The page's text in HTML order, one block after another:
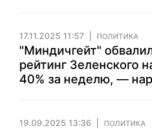
17.11.2025 11:57 ПОЛИТИКА
"Миндичгейт"
рейтинг Зеленского
40% за неделю, —
19.09.2025 13:36 ПОЛИТИКА